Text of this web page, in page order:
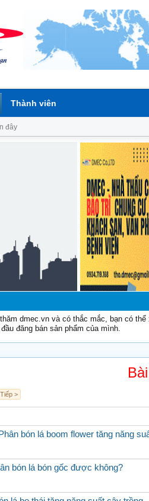
dmec.vn và có thắc mắc, bạn có
đăng bán sản phẩm của mình.
Tiếp >
bón lá boom flower tăng năng
bón lá bón gốc được không?
đây
Thành viên